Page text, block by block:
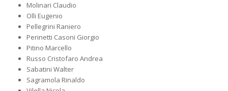
Molinari Claudio
Olli Eugenio
Pellegrini Raniero
Perinetti Casoni Giorgio
Pitino Marcello
Russo Cristofaro Andrea
Sabatini Walter
Sagramola Rinaldo